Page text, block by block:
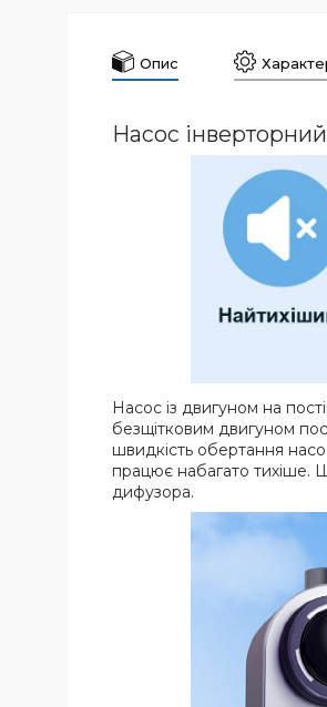
Опис
Насос
Насос із двигуном на
безщітковим двигуном
швидкість обертання
працює набагато тихіше.
дифузора.